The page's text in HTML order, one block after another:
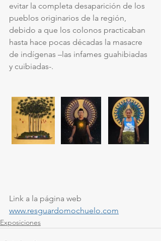
evitar la completa desaparición de los
pueblos originarios de la región,
debido a que los colonos practicaban
hasta hace pocas décadas la masacre
de indígenas –las infames guahibiadas
y cuibiadas-.
Link a la página web
www.resguardomochuelo.com
Exposiciones